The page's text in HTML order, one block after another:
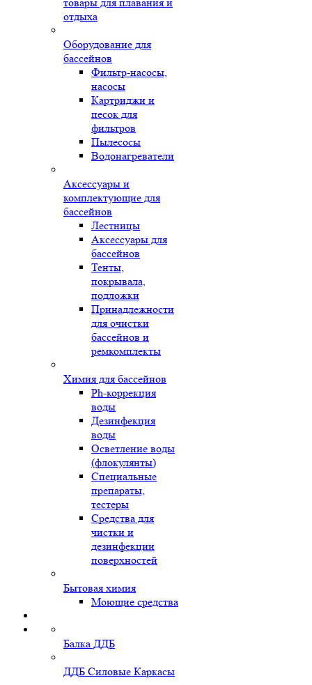
отдыха
Оборудование для
бассейнов
Фильтр-насосы,
насосы
Картриджи и
песок для
фильтров
Пылесосы
Водонагреватели
Аксессуары и
комплектующие для
бассейнов
Лестницы
Аксессуары для
бассейнов
Тенты,
покрывала,
подложки
Принадлежности
для очистки
бассейнов и
ремкомплекты
Химия для бассейнов
Ph-коррекция
воды
Дезинфекция
воды
Осветление воды
(флокулянты)
Специальные
препараты,
тестеры
Средства для
чистки и
дезинфекции
поверхностей
Бытовая химия
Моющие средства
Балка ДДБ
ДДБ Силовые Каркасы